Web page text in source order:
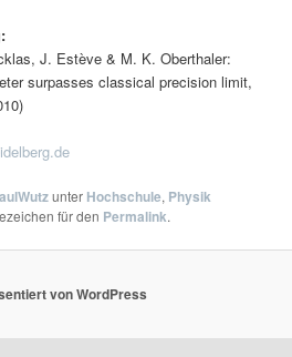
J. Estève & M. K. Oberthaler:
surpasses classical precision limit,
unter Hochschule, Physik
für den Permalink.
von WordPress